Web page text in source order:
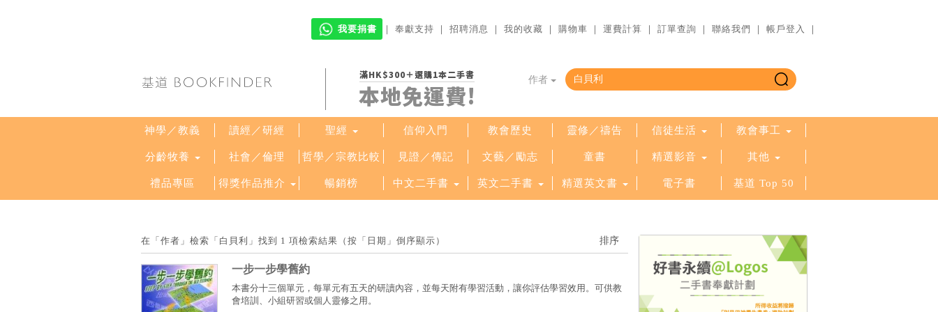
我要捐書 ｜ 奉獻支持 ｜ 招聘消息 ｜ 我的收藏 ｜ 購物車 ｜ 運費計算 ｜ 訂單查詢 ｜ 聯絡我們 ｜ 帳戶登入 ｜
滿HK$300＋選購1本二手書
本地免運費!
作者
神學／教義 讀經／研經 聖經 信仰入門 教會歷史 靈修／禱告 信徒生活 教會事工
分齡牧養 社會／倫理 哲學／宗教比較 見證／傳記 文藝／勵志 童書 精選影音 其他
禮品專區 得獎作品推介 暢銷榜 中文二手書 英文二手書 精選英文書 電子書 基道 Top 50
在「作者」檢索「白貝利」找到 1 項檢索結果（按「日期」倒序顯示）
一步一步學舊約
本書分十三個單元，每單元有五天的研讀內容，並每天附有學習活動，讓你評估學習效用。可供教
會培訓、小組研習或個人靈修之用。